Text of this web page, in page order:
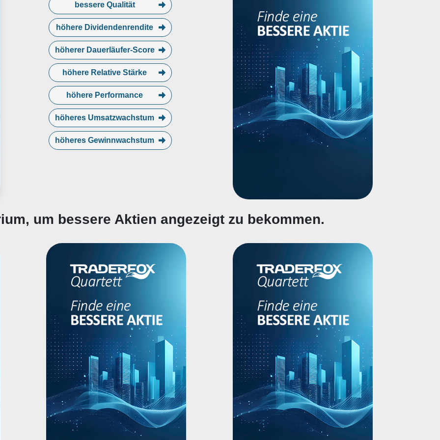
bessere Qualität
höhere Dividendenrendite
höherer Dauerläufer-Score
höhere Relative Stärke
höhere Performance
höheres Umsatzwachstum
höheres Gewinnwachstum
um bessere Aktien angezeigt zu bekommen.